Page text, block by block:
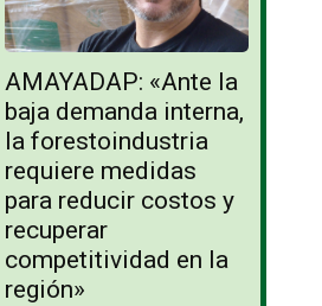
AMAYADAP: «Ante la
baja demanda interna,
la forestoindustria
requiere medidas
para reducir costos y
recuperar
competitividad en la
región»